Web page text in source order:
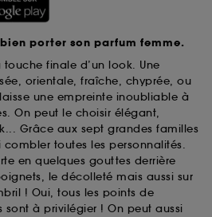
porter son parfum femme.
touche finale d’un look. Une
orientale, fraîche, chyprée, ou
une empreinte inoubliable à
On peut le choisir élégant,
Grâce aux sept grandes familles
toutes les personnalités.
en quelques gouttes derrière
le décolleté mais aussi sur
! Oui, tous les points de
à privilégier ! On peut aussi